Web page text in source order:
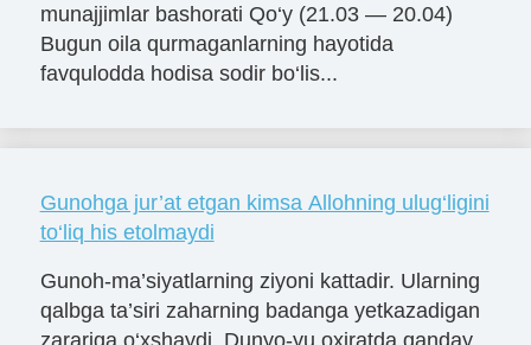
munajjimlar bashorati Qo‘y (21.03 — 20.04)
Bugun oila qurmaganlarning hayotida
favqulodda hodisa sodir bo‘lis...
Gunohga jur’at etgan kimsa Allohning ulug‘ligini
to‘liq his etolmaydi
Gunoh-ma’siyatlarning ziyoni kattadir. Ularning
qalbga ta’siri zaharning badanga yetkazadigan